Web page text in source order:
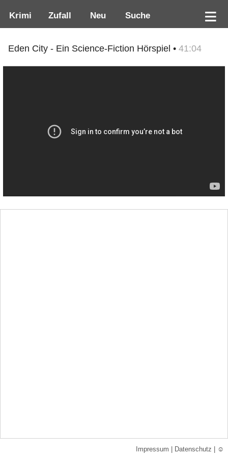
Krimi Zufall Neu Suche
Eden City - Ein Science-Fiction Hörspiel • 41:04
Impressum Datenschutz ☺